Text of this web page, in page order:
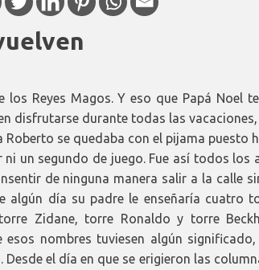
los Reyes Magos. Y eso que Papá Noel
disfrutarse durante todas las
Roberto se quedaba con el pijama puesto
un segundo de juego. Fue así todos los
de ninguna manera salir a la calle
algún día su padre le enseñaría cuatro
Zidane, torre Ronaldo y torre
nombres tuviesen algún
el día en que se erigieron las